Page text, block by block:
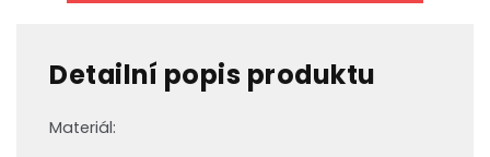
Detailní popis produktu
Materiál: